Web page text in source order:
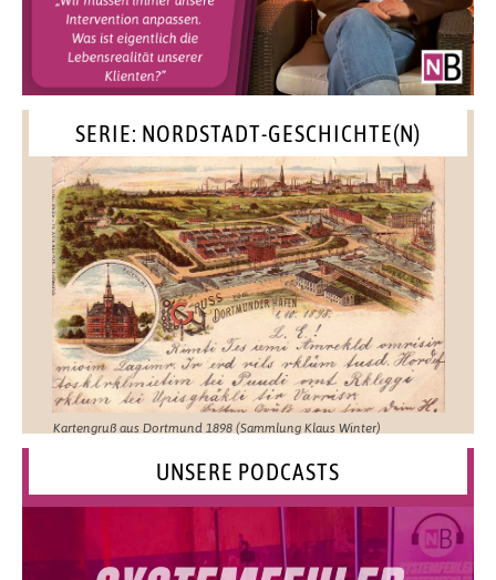
SERIE: NORDSTADT-GESCHICHTE(N)
Kartengruß aus Dortmund 1898 (Sammlung Klaus Winter)
UNSERE PODCASTS